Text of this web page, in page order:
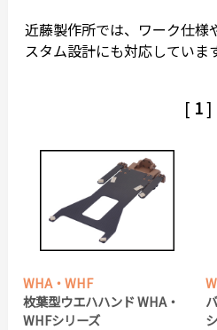
近藤製作所では、ワーク仕様
スタム設計にも対応していま
[ 1]
WHA・WHF
枚葉型ウエハハンド WHA・
WHFシリーズ
Thai